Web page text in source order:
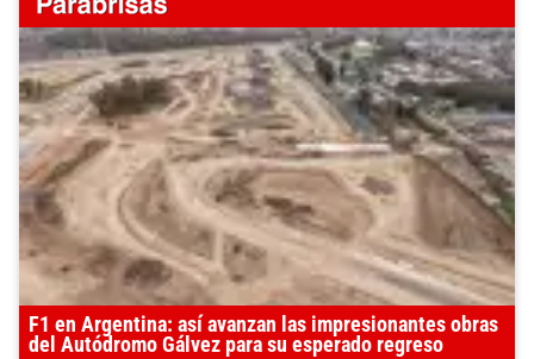
F1 en Argentina: así avanzan las impresionantes obras
del Autódromo Gálvez para su esperado regreso